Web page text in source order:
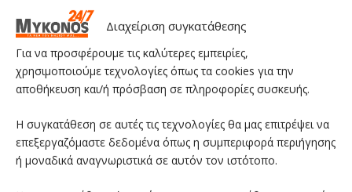
Διαχείριση συγκατάθεσης
Για να προσφέρουμε τις καλύτερες εμπειρίες,
χρησιμοποιούμε τεχνολογίες όπως τα cookies για την
αποθήκευση και/ή πρόσβαση σε πληροφορίες συσκευής.
Η συγκατάθεση σε αυτές τις τεχνολογίες θα μας επιτρέψει να
επεξεργαζόμαστε δεδομένα όπως η συμπεριφορά περιήγησης
ή μοναδικά αναγνωριστικά σε αυτόν τον ιστότοπο.